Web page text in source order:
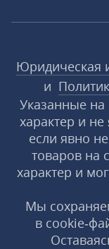
Юридическая
и
Указанные
характер и
если явно
товаров на
характер и
Мы
в